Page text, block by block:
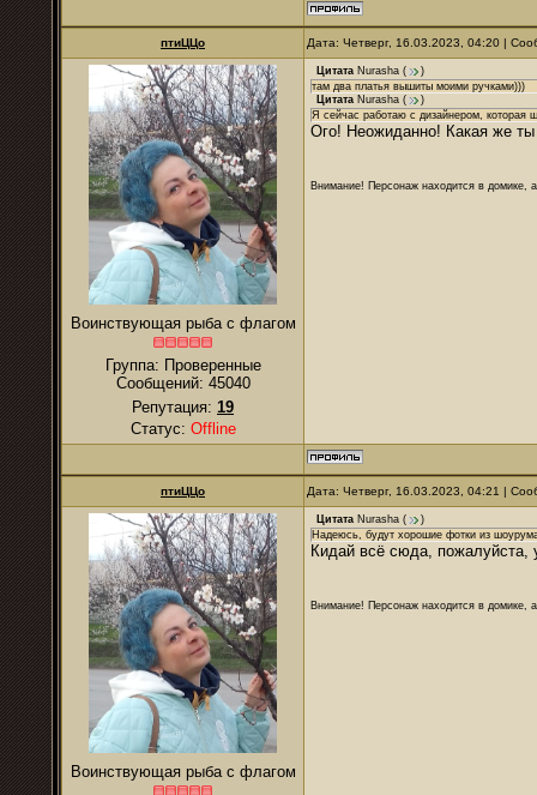
птиЦЦо Дата: Четверг, 16.03.2023, 04:20 |
Воинствующая рыба с флагом
Группа: Проверенные
Сообщений: 45040
Репутация: 19
Статус: Offline
Цитата Nurаsha (
)
там два платья вышиты моими ручками)))
Цитата Nurаsha (
)
Я сейчас работаю с дизайнером, которая
Ого! Неожиданно! Какая же
Внимание! Персонаж находится в домике,
птиЦЦо Дата: Четверг, 16.03.2023, 04:21 |
Воинствующая рыба с флагом
Цитата Nurаsha (
)
Надеюсь, будут хорошие фотки из
Кидай всё сюда, пожалуйста,
Внимание! Персонаж находится в домике,